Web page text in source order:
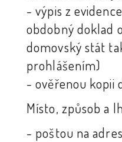
- výpis z
obdobný doklad
domovský stát
prohlášením)
- ověřenou kopii
Místo, způsob a
- poštou na